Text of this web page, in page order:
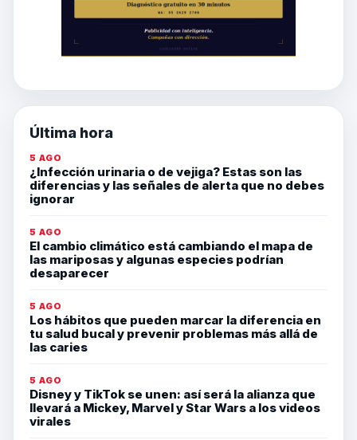
Última hora
5 AGO
¿Infección urinaria o de vejiga? Estas son las
diferencias y las señales de alerta que no debes
ignorar
5 AGO
El cambio climático está cambiando el mapa de
las mariposas y algunas especies podrían
desaparecer
5 AGO
Los hábitos que pueden marcar la diferencia en
tu salud bucal y prevenir problemas más allá de
las caries
5 AGO
Disney y TikTok se unen: así será la alianza que
llevará a Mickey, Marvel y Star Wars a los videos
virales